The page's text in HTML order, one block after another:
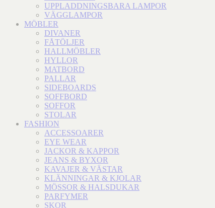
UPPLADDNINGSBARA LAMPOR
VÄGGLAMPOR
MÖBLER
DIVANER
FÅTÖLJER
HALLMÖBLER
HYLLOR
MATBORD
PALLAR
SIDEBOARDS
SOFFBORD
SOFFOR
STOLAR
FASHION
ACCESSOARER
EYE WEAR
JACKOR & KAPPOR
JEANS & BYXOR
KAVAJER & VÄSTAR
KLÄNNINGAR & KJOLAR
MÖSSOR & HALSDUKAR
PARFYMER
SKOR